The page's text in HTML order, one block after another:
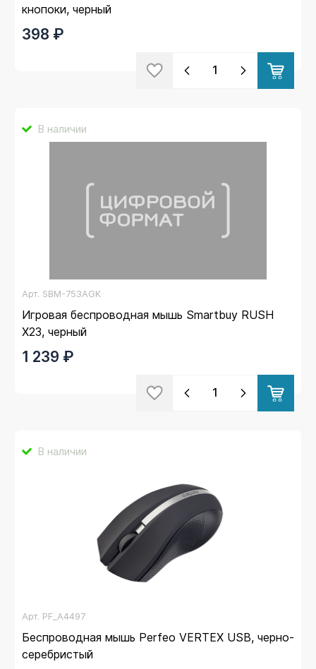
кнопоки, черный
398 ₽
В наличии
Арт. SBM-753AGK
Игровая беспроводная мышь Smartbuy RUSH
X23, черный
1 239 ₽
В наличии
Арт. PF_A4497
Беспроводная мышь Perfeo VERTEX USB, черно-
серебристый